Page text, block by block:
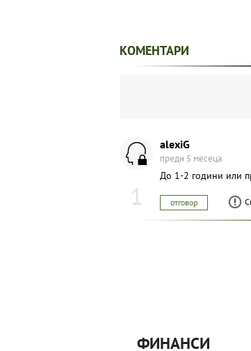
КОМЕНТАРИ
1
alexiG
преди 5 месеца
До 1-2 години или
отговор
ФИНАНСИ